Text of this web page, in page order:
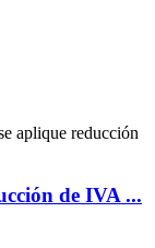
de IVA ...